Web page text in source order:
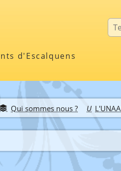
d'Escalquens
Qui sommes nous ?